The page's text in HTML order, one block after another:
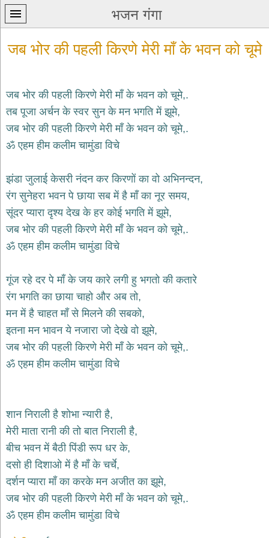
भजन गंगा
प्रथम
पन्ना
भजन
krishna
bhajans
शिव
भजन
bhajans
भजन
hanuman
bhajans
साईं
भजन
bhajans
जैन
दुर्गा
भजन
durga
bhajans
गणेश
भजन
ganesh
जब भोर की पहली किरणे मेरी माँ के भवन को चूमे
जब भोर की पहली किरणे मेरी माँ के भवन को चूमे,.
तब पूजा अर्चन के स्वर सुन के मन भगति में झूमे,
जब भोर की पहली किरणे मेरी माँ के भवन को चूमे,.
ॐ एहम हीम कलीम चामुंडा विचे
झंडा जुलाई केसरी नंदन कर किरणों का वो अभिनन्दन,
रंग सुनेहरा भवन पे छाया सब में है माँ का नूर समय,
सूंदर प्यारा दृश्य देख के हर कोई भगति में झूमे,
जब भोर की पहली किरणे मेरी माँ के भवन को चूमे,.
ॐ एहम हीम कलीम चामुंडा विचे
गूंज रहे दर पे माँ के जय कारे लगी हु भगतो की कतारे
रंग भगति का छाया चाहो और अब तो,
मन में है चाहत माँ से मिलने की सबको,
इतना मन भावन ये नजारा जो देखे वो झूमे,
जब भोर की पहली किरणे मेरी माँ के भवन को चूमे,.
ॐ एहम हीम कलीम चामुंडा विचे
शान निराली है शोभा न्यारी है,
मेरी माता रानी की तो बात निराली है,
बीच भवन में बैठी पिंडी रूप धर के,
दसो ही दिशाओ में है माँ के चर्चे,
दर्शन प्यारा माँ का करके मन अजीत का झूमे,
जब भोर की पहली किरणे मेरी माँ के भवन को चूमे,.
ॐ एहम हीम कलीम चामुंडा विचे